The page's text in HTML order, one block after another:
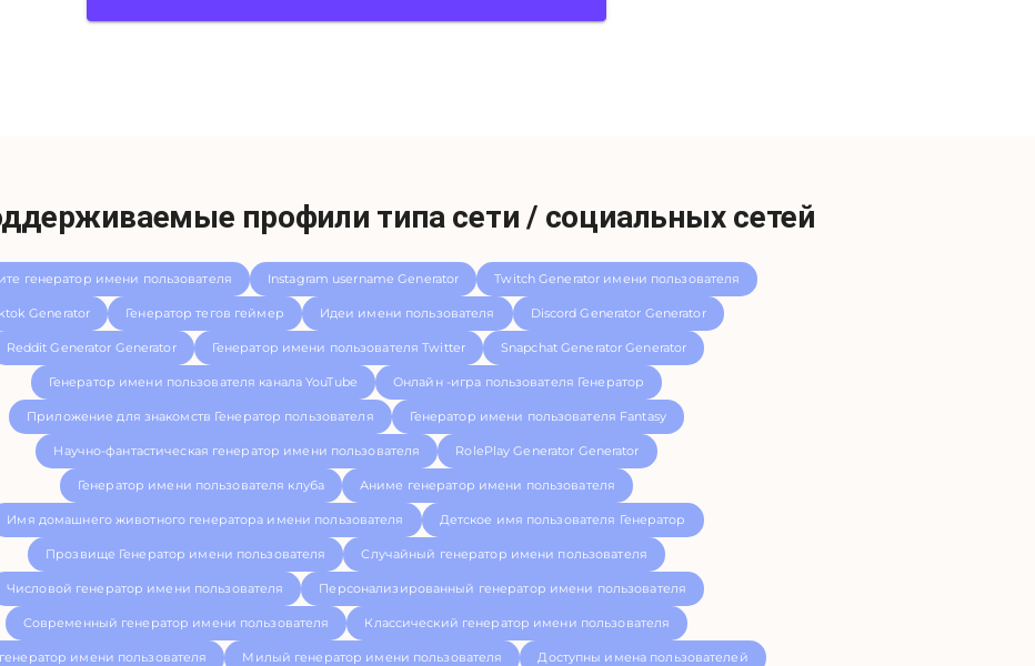
профили типа сети / социальных сетей
генератор имени пользователя Instagram username Generator Twitch Generator имени пользователя
Generator Генератор тегов геймер Идеи имени пользователя Discord Generator Generator
Reddit Generator Generator Генератор имени пользователя Twitter Snapchat Generator Generator
Генератор имени пользователя канала YouTube Онлайн -игра пользователя Генератор
Приложение для знакомств Генератор пользователя Генератор имени пользователя Fantasy
Научно-фантастическая генератор имени пользователя RolePlay Generator Generator
Генератор имени пользователя клуба Аниме генератор имени пользователя
Имя домашнего животного генератора имени пользователя Детское имя пользователя Генератор
Прозвище Генератор имени пользователя Случайный генератор имени пользователя
Числовой генератор имени пользователя Персонализированный генератор имени пользователя
Современный генератор имени пользователя Классический генератор имени пользователя
имени пользователя Милый генератор имени пользователя Доступны имена пользователей